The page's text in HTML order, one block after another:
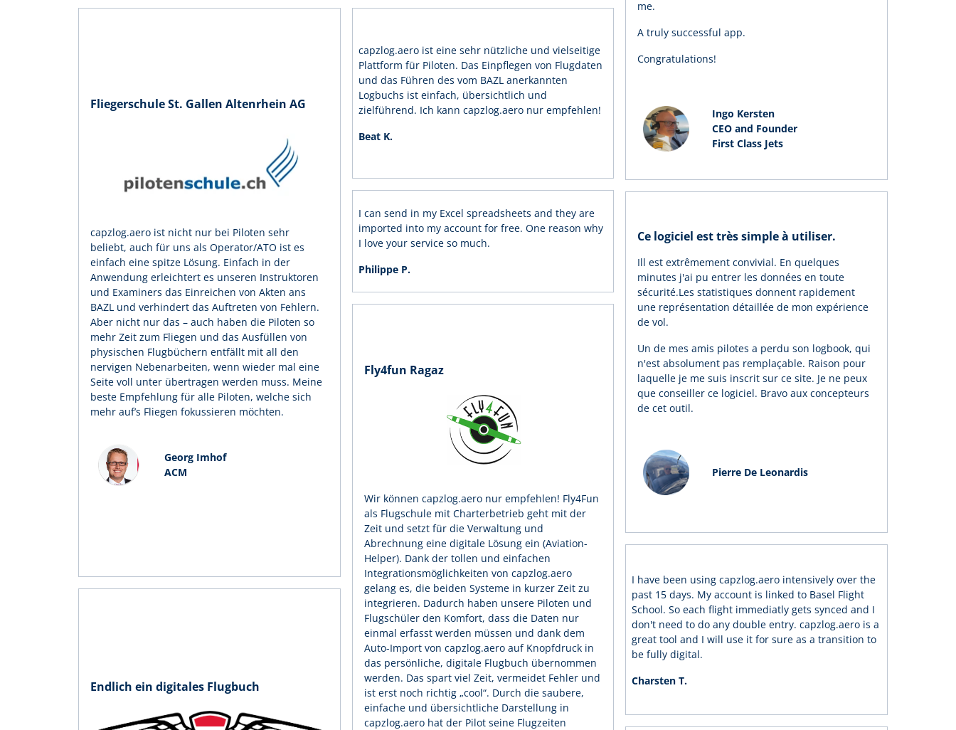
Fliegerschule St. Gallen Altenrhein AG
capzlog.aero ist nicht nur bei Piloten sehr
beliebt, auch für uns als Operator/ATO ist es
einfach eine spitze Lösung. Einfach in der
Anwendung erleichtert es unseren Instruktoren
und Examiners das Einreichen von Akten ans
BAZL und verhindert das Auftreten von Fehlern.
Aber nicht nur das – auch haben die Piloten so
mehr Zeit zum Fliegen und das Ausfüllen von
physischen Flugbüchern entfällt mit all den
nervigen Nebenarbeiten, wenn wieder mal eine
Seite voll unter übertragen werden muss. Meine
beste Empfehlung für alle Piloten, welche sich
mehr auf’s Fliegen fokussieren möchten.
Georg Imhof
ACM
Endlich ein digitales Flugbuch
capzlog.aero ist eine sehr nützliche und vielseitige
Plattform für Piloten. Das Einpflegen von Flugdaten
und das Führen des vom BAZL anerkannten
Logbuchs ist einfach, übersichtlich und
zielführend. Ich kann capzlog.aero nur empfehlen!
Beat K.
I can send in my Excel spreadsheets and they are
imported into my account for free. One reason why
I love your service so much.
Philippe P.
Fly4fun Ragaz
Wir können capzlog.aero nur empfehlen! Fly4Fun
als Flugschule mit Charterbetrieb geht mit der
Zeit und setzt für die Verwaltung und
Abrechnung eine digitale Lösung ein (Aviation-
Helper). Dank der tollen und einfachen
Integrationsmöglichkeiten von capzlog.aero
gelang es, die beiden Systeme in kurzer Zeit zu
integrieren. Dadurch haben unsere Piloten und
Flugschüler den Komfort, dass die Daten nur
einmal erfasst werden müssen und dank dem
Auto-Import von capzlog.aero auf Knopfdruck in
das persönliche, digitale Flugbuch übernommen
werden. Das spart viel Zeit, vermeidet Fehler und
ist erst noch richtig „cool“. Durch die saubere,
einfache und übersichtliche Darstellung in
capzlog.aero hat der Pilot seine Flugzeiten
me.
A truly successful app.
Congratulations!
Ingo Kersten
CEO and Founder
First Class Jets
Ce logiciel est très simple à utiliser.
Ill est extrêmement convivial. En quelques
minutes j'ai pu entrer les données en toute
sécurité.Les statistiques donnent rapidement
une représentation détaillée de mon expérience
de vol.
Un de mes amis pilotes a perdu son logbook, qui
n'est absolument pas remplaçable. Raison pour
laquelle je me suis inscrit sur ce site. Je ne peux
que conseiller ce logiciel. Bravo aux concepteurs
de cet outil.
Pierre De Leonardis
I have been using capzlog.aero intensively over the
past 15 days. My account is linked to Basel Flight
School. So each flight immediatly gets synced and I
don't need to do any double entry. capzlog.aero is a
great tool and I will use it for sure as a transition to
be fully digital.
Charsten T.